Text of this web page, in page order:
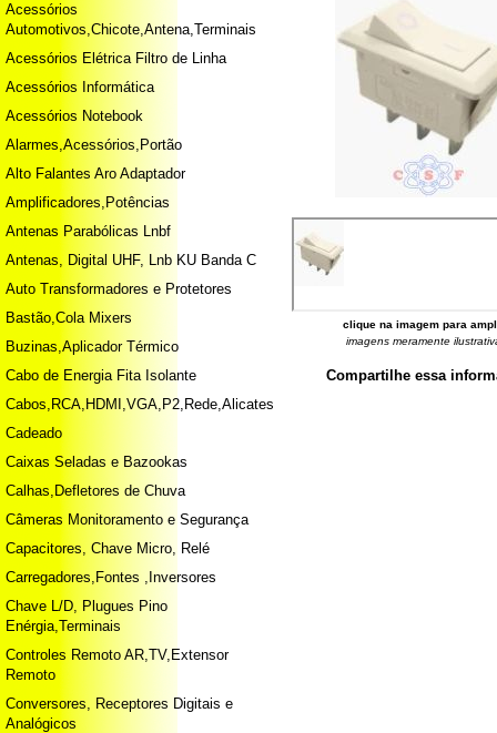
Acessórios
Automotivos,Chicote,Antena,Terminais
Acessórios Elétrica Filtro de Linha
Acessórios Informática
Acessórios Notebook
Alarmes,Acessórios,Portão
Alto Falantes Aro Adaptador
Amplificadores,Potências
Antenas Parabólicas Lnbf
Antenas, Digital UHF, Lnb KU Banda C
Auto Transformadores e Protetores
Bastão,Cola Mixers
Buzinas,Aplicador Térmico
Cabo de Energia Fita Isolante
Cabos,RCA,HDMI,VGA,P2,Rede,Alicates
Cadeado
Caixas Seladas e Bazookas
Calhas,Defletores de Chuva
Câmeras Monitoramento e Segurança
Capacitores, Chave Micro, Relé
Carregadores,Fontes ,Inversores
Chave L/D, Plugues Pino
Enérgia,Terminais
Controles Remoto AR,TV,Extensor
Remoto
Conversores, Receptores Digitais e
Analógicos
clique na imagem para
imagens meramente
Compartilhe essa